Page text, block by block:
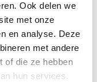
Ook delen we
met onze
en analyse. Deze
met andere
of die ze hebben
hun services.